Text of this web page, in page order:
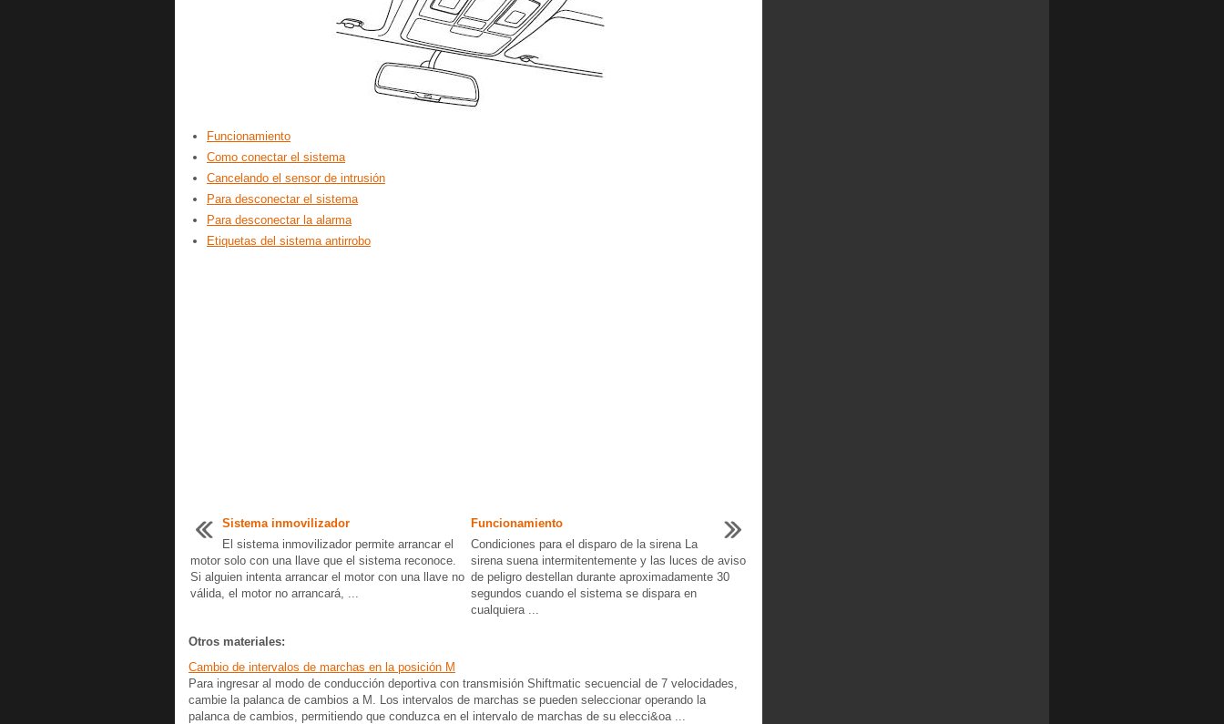
Funcionamiento
Como conectar el sistema
Cancelando el sensor de intrusión
Para desconectar el sistema
Para desconectar la alarma
Etiquetas del sistema antirrobo
Sistema inmovilizador
El sistema inmovilizador permite arrancar el
motor solo con una llave que el sistema reconoce.
Si alguien intenta arrancar el motor con una llave no
válida, el motor no arrancará, ...
Funcionamiento
Condiciones para el disparo de la sirena La
sirena suena intermitentemente y las luces de aviso
de peligro destellan durante aproximadamente 30
segundos cuando el sistema se dispara en
cualquiera ...
Otros materiales:
Cambio de intervalos de marchas en la posición M
Para ingresar al modo de conducción deportiva con transmisión Shiftmatic secuencial de 7 velocidades,
cambie la palanca de cambios a M. Los intervalos de marchas se pueden seleccionar operando la
palanca de cambios, permitiendo que conduzca en el intervalo de marchas de su elecci&oa ...